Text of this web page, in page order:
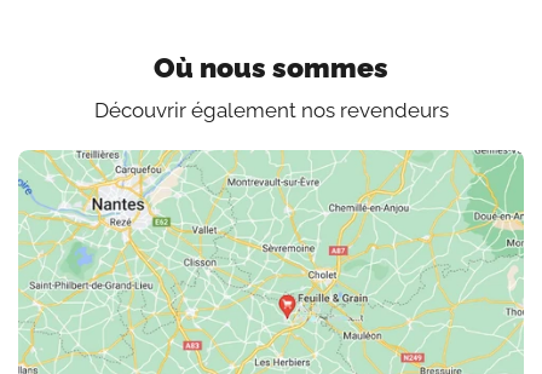
Où nous sommes
Découvrir également nos revendeurs